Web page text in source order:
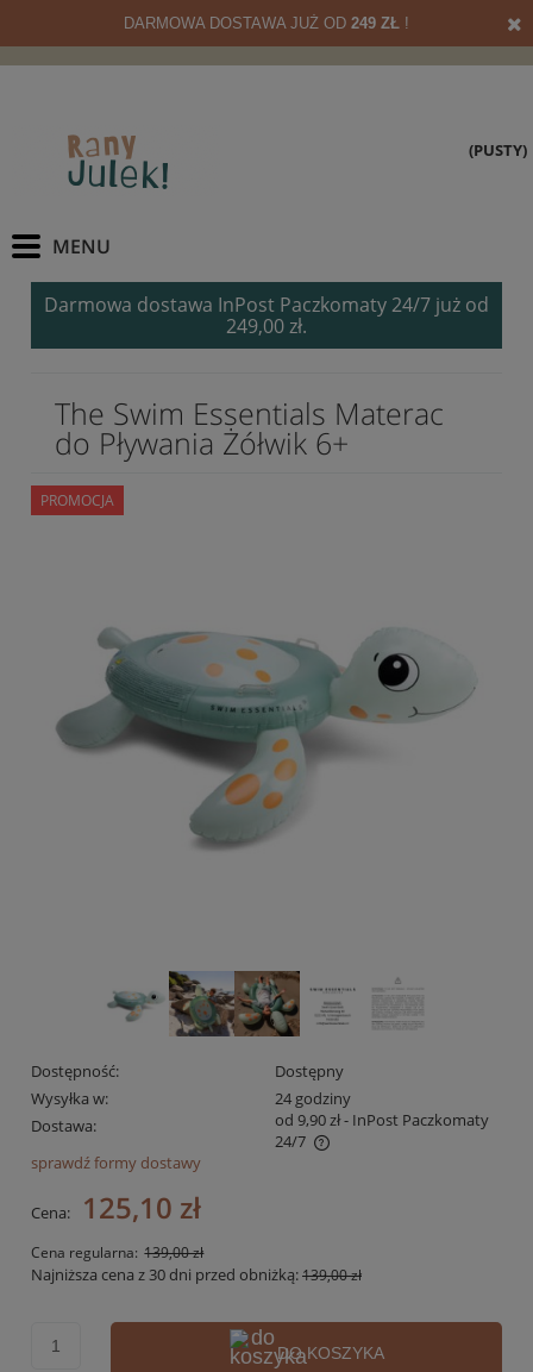
DARMOWA DOSTAWA JUŻ OD 249 ZŁ !
(PUSTY)
Darmowa dostawa InPost Paczkomaty 24/7 już od
249,00 zł.
The Swim Essentials Materac
do Pływania Żółwik 6+
PROMOCJA
Dostępność:
Dostępny
Wysyłka w:
24 godziny
Dostawa:
od 9,90 zł- InPost Paczkomaty
24/7
Cena nie zawiera ewentualnych kosztów płatności
sprawdź formy dostawy
Cena: 125,10 zł
Cena regularna: 139,00 zł
Najniższa cena z 30 dni przed obniżką:139,00 zł
DO KOSZYKA